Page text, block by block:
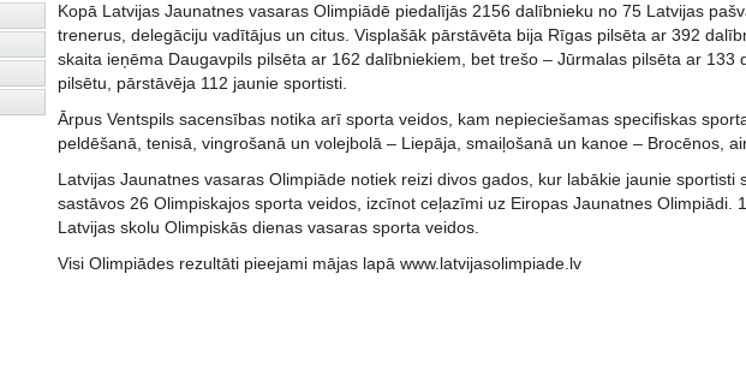
Kopā Latvijas Jaunatnes vasaras Olimpiādē piedalījās 2156 dalībnieku no 75 Latvijas
trenerus, delegāciju vadītājus un citus. Visplašāk pārstāvēta bija Rīgas pilsēta ar 392
skaita ieņēma Daugavpils pilsēta ar 162 dalībniekiem, bet trešo – Jūrmalas pilsēta ar 133
pilsētu, pārstāvēja 112 jaunie sportisti.
Ārpus Ventspils sacensības notika arī sporta veidos, kam nepieciešamas specifiskas
peldēšanā, tenisā, vingrošanā un volejbolā – Liepāja, smaiļošanā un kanoe – Brocēnos,
Latvijas Jaunatnes vasaras Olimpiāde notiek reizi divos gados, kur labākie jaunie sportisti
sastāvos 26 Olimpiskajos sporta veidos, izcīnot ceļazīmi uz Eiropas Jaunatnes Olimpiādi.
Latvijas skolu Olimpiskās dienas vasaras sporta veidos.
Visi Olimpiādes rezultāti pieejami mājas lapā www.latvijasolimpiade.lv